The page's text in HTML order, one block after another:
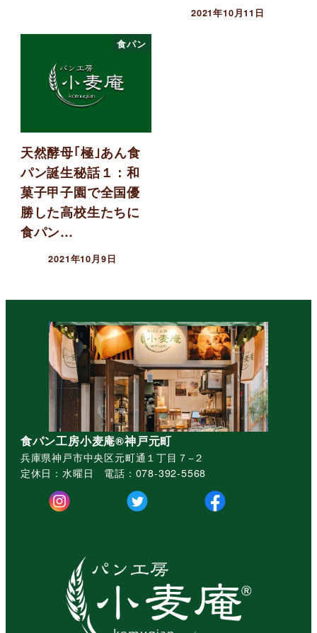
2021年10月11日
食パン
天然酵母｢極｣あん食
パン誕生秘話１：和
菓子甲子園で全国優
勝した高校生たちに
食パン…
2021年10月9日
食パン工房小麦庵®︎神戸元町
兵庫県神戸市中央区元町通１丁目７−２
定休日：水曜日 電話：078-392-5568